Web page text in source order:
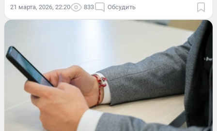
21 марта, 2026, 22:20 833 Обсудить